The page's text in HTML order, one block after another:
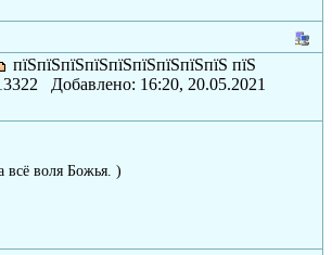
пїЅпїЅпїЅпїЅпїЅпїЅпїЅпїЅпїЅ пїЅ
Добавлено: 16:20, 20.05.2021
всё воля Божья. )